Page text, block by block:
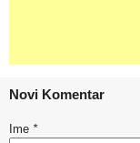
Novi Komentar
Ime *